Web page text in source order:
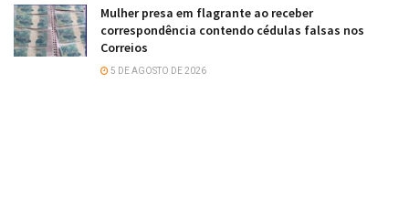
Mulher presa em flagrante ao receber
correspondência contendo cédulas falsas nos
Correios
5 DE AGOSTO DE 2026